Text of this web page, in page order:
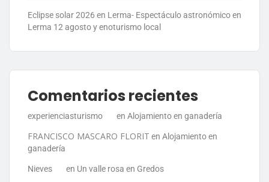
Eclipse solar 2026 en Lerma- Espectáculo astronómico en
Lerma 12 agosto y enoturismo local
Comentarios recientes
experienciasturismo en Alojamiento en ganadería
FRANCISCO MASCARO FLORIT en Alojamiento en
ganadería
Nieves en Un valle rosa en Gredos